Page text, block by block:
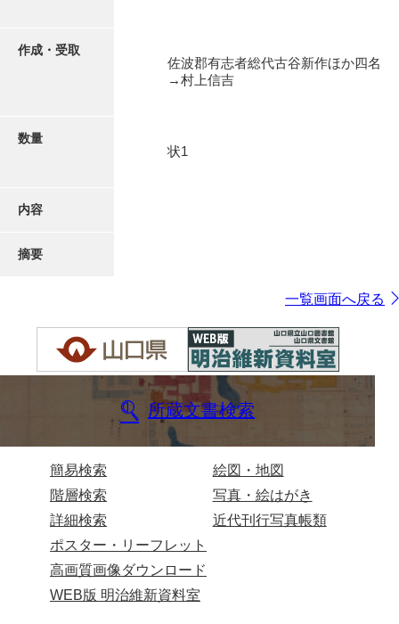
作成・受取
佐波郡有志者総代古谷新作ほか四名
→村上信吉
数量
状1
内容
摘要
一覧画面へ戻る
所蔵文書検索
簡易検索
階層検索
詳細検索
絵図・地図
写真・絵はがき
近代刊行写真帳類
ポスター・リーフレット
高画質画像ダウンロード
WEB版 明治維新資料室